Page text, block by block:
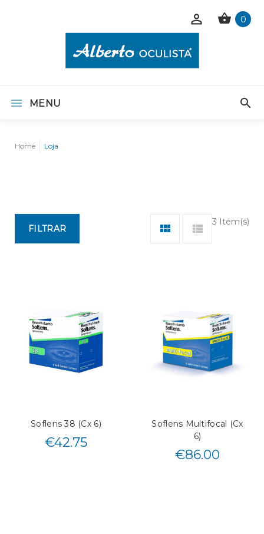
0
MENU
Home Loja
3 Item(s)
FILTRAR
Soflens 38 (Cx 6)
€42.75
Soflens Multifocal (Cx
6)
€86.00